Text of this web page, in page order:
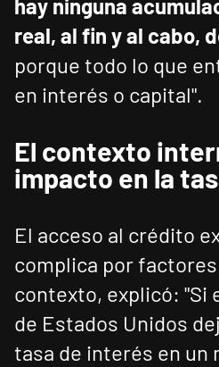
hay ninguna
real, al fin y al cabo,
porque todo lo que
en interés o capital".
El contexto
impacto en la
El acceso al crédito
complica por
contexto, explicó: "Si
de Estados Unidos
tasa de interés en un